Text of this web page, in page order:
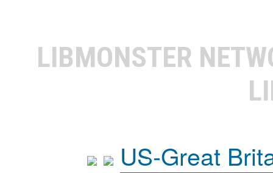
LIBMONSTER
US-Great